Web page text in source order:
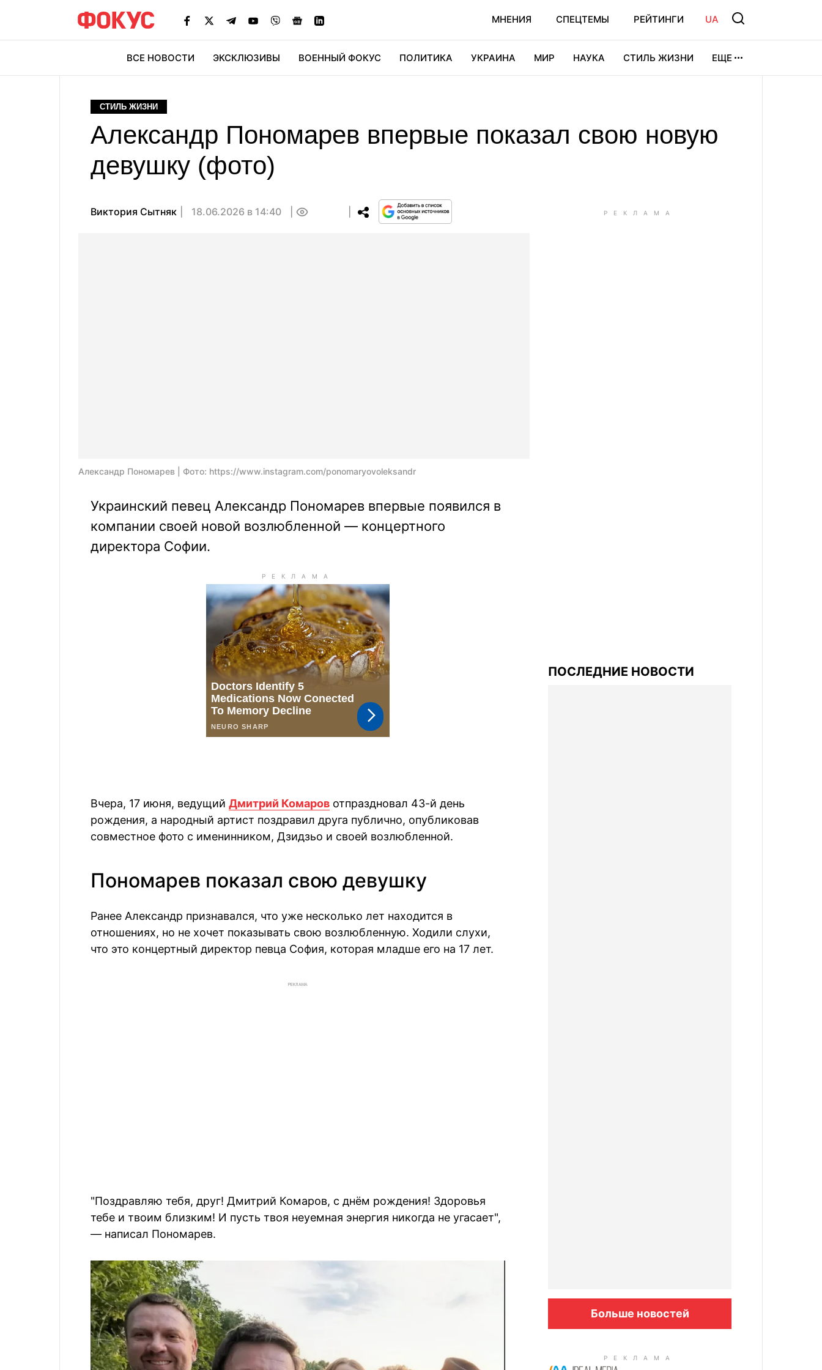
МНЕНИЯ СПЕЦТЕМЫ РЕЙТИНГИ UA
ВСЕ НОВОСТИ ЭКСКЛЮЗИВЫ ВОЕННЫЙ ФОКУС ПОЛИТИКА УКРАИНА МИР НАУКА СТИЛЬ ЖИЗНИ ЕЩЕ
СТИЛЬ ЖИЗНИ
Александр Пономарев впервые показал свою новую
девушку (фото)
Виктория Сытняк 18.06.2026 в 14:40
Александр Пономарев | Фото: https://www.instagram.com/ponomaryovoleksandr
Украинский певец Александр Пономарев впервые появился в
компании своей новой возлюбленной — концертного
директора Софии.
Вчера, 17 июня, ведущий Дмитрий Комаров отпраздновал 43-й день
рождения, а народный артист поздравил друга публично, опубликовав
совместное фото с именинником, Дзидзьо и своей возлюбленной.
Пономарев показал свою девушку
Ранее Александр признавался, что уже несколько лет находится в
отношениях, но не хочет показывать свою возлюбленную. Ходили слухи,
что это концертный директор певца София, которая младше его на 17 лет.
РЕКЛАМА
"Поздравляю тебя, друг! Дмитрий Комаров, с днём рождения! Здоровья
тебе и твоим близким! И пусть твоя неуемная энергия никогда не угасает",
— написал Пономарев.
ПОСЛЕДНИЕ НОВОСТИ
Больше новостей